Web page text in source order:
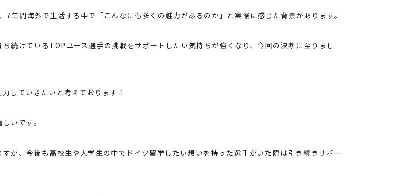
年間海外で生活する中で「こんなにも多くの魅力があるのか」と実際に感じた背景があります。
続けているTOPユース選手の挑戦をサポートしたい気持ちが強くなり、今回の決断に至りまし
していきたいと考えております！
いです。
が、今後も高校生や大学生の中でドイツ留学したい想いを持った選手がいた際は引き続きサポー